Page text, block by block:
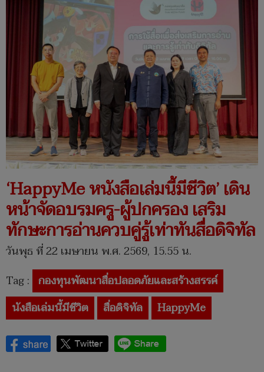
‘HappyMe หนังสือเล่มนี้มีชีวิต’ เดิน
หน้าจัดอบรมครู-ผู้ปกครอง เสริม
ทักษะการอ่านควบคู่รู้เท่าทันสื่อดิจิทัล
วันพุธ ที่ 22 เมษายน พ.ศ. 2569, 15.55 น.
Tag : กองทุนพัฒนาสื่อปลอดภัยและสร้างสรรค์
นังสือเล่มนี้มีชีวิต
สื่อดิจิทัล HappyMe